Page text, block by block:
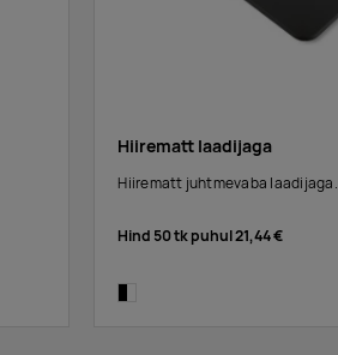
Hiirematt laadijaga
Hiirematt juhtmevaba laadijaga.
Hind 50 tk puhul21,44 €